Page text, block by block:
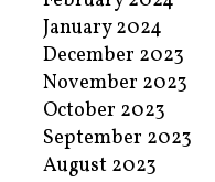
January 2024
December 2023
November 2023
October 2023
September 2023
August 2023